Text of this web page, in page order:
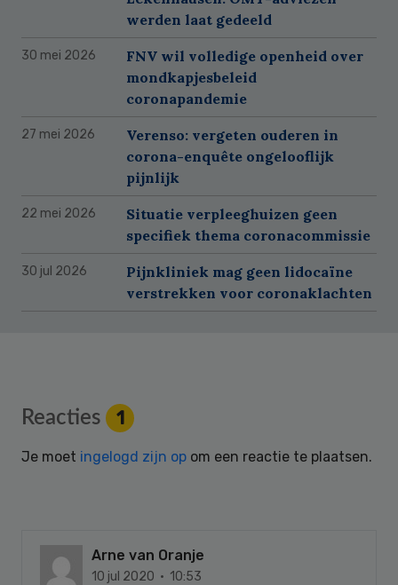
werden laat gedeeld
30 mei 2026
FNV wil volledige openheid over
mondkapjesbeleid
coronapandemie
27 mei 2026
Verenso: vergeten ouderen in
corona-enquête ongelooflijk
pijnlijk
22 mei 2026
Situatie verpleeghuizen geen
specifiek thema coronacommissie
30 jul 2026
Pijnkliniek mag geen lidocaïne
verstrekken voor coronaklachten
Reader
Interactions
Reacties 1
Je moet ingelogd zijn op om een reactie te plaatsen.
Arne van Oranje
10 jul 2020 · 10:53